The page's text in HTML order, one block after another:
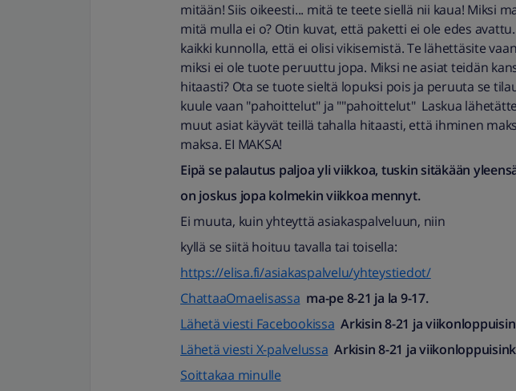
mitään! Siis oikeesti... mitä te teete siellä nii kaua! Miksi
mitä mulla ei o? Otin kuvat, että paketti ei ole edes
kaikki kunnolla, että ei olisi vikisemistä. Te lähettäsite
miksi ei ole tuote peruuttu jopa. Miksi ne asiat teidän
hitaasti? Ota se tuote sieltä lopuksi pois ja peruuta se
kuule vaan "pahoittelut" ja ""pahoittelut" Laskua
muut asiat käyvät teillä tahalla hitaasti, että ihminen
maksa. EI MAKSA!
Eipä se palautus paljoa yli viikkoa, tuskin sitäkään
on joskus jopa kolmekin viikkoa mennyt.
Ei muuta, kuin yhteyttä asiakaspalveluun, niin
kyllä se siitä hoituu tavalla tai toisella:
https://elisa.fi/asiakaspalvelu/yhteystiedot/
ChattaaOmaelisassa ma-pe 8-21 ja la 9-17.
Lähetä viesti Facebookissa Arkisin 8-21 ja
Lähetä viesti X-palvelussa Arkisin 8-21 ja
Soittakaa minulle